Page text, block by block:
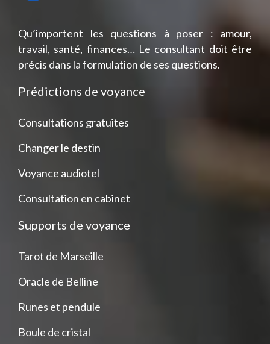
Qu’importent les questions à poser : amour,
travail, santé, finances… Le consultant doit être
précis dans la formulation de ses questions.
Prédictions de voyance
Consultations gratuites
Changer le destin
Voyance audiotel
Consultation en cabinet
Supports de voyance
Tarot de Marseille
Oracle de Belline
Runes et pendule
Boule de cristal